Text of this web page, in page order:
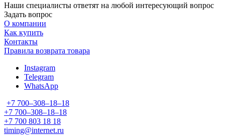
Наши специалисты ответят на любой интересующий вопрос
Задать вопрос
О компании
Как купить
Контакты
Правила возврата товара
Instagram
Telegram
WhatsApp
+7 700‒308‒18‒18
+7 700‒308‒18‒18
+7 700 803 18 18
timing@internet.ru